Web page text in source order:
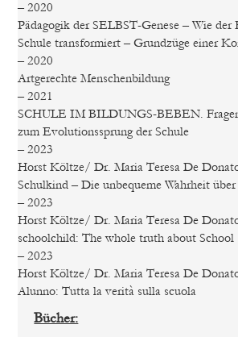
– 2020
Pädagogik der SELBST-Genese – Wie
Schule transformiert – Grundzüge einer
– 2020
Artgerechte Menschenbildung
– 2021
SCHULE IM BILDUNGS-BEBEN.
zum Evolutionssprung der Schule
– 2023
Horst Költze/ Dr. Maria Teresa De
Schulkind – Die unbequeme Wahrheit über
– 2023
Horst Költze/ Dr. Maria Teresa De
schoolchild: The whole truth about School
– 2023
Horst Költze/ Dr. Maria Teresa De
Alunno: Tutta la verità sulla scuola
Bücher: